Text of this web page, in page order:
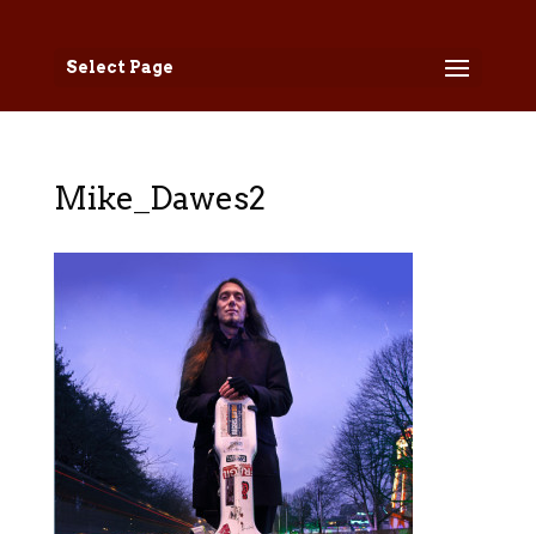
Select Page
Mike_Dawes2